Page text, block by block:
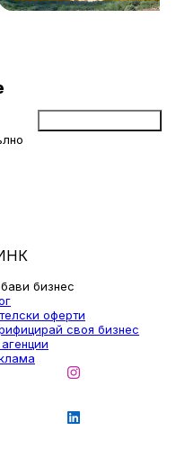
бизнес
оферти
своя бизнес